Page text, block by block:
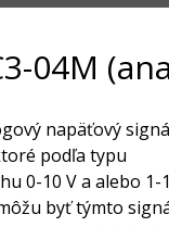
04M
napäťový
podľa typu
0-10 V a alebo 1-
byť týmto